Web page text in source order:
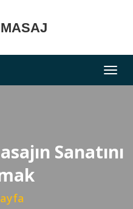
Sanatını